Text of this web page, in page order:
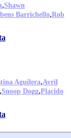
,Shawn
Barrichello,Rob
Aguilera,Avril
,Snoop Dogg,Placido